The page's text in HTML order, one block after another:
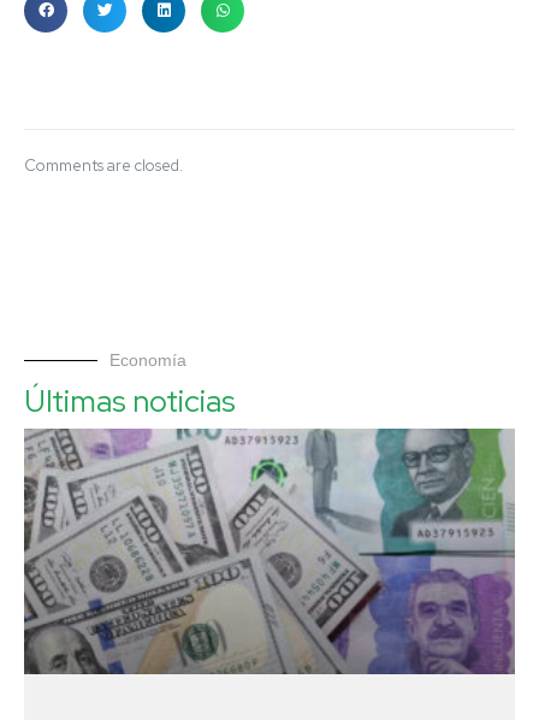
Comments are closed.
Economía
Últimas noticias